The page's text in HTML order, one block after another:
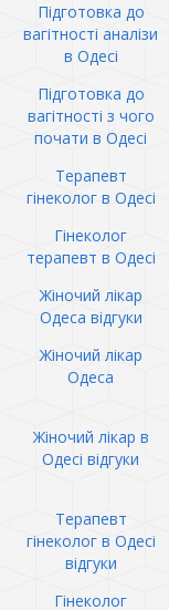
Підготовка до
вагітності аналізи
в Одесі
Підготовка до
вагітності з чого
почати в Одесі
Терапевт
гінеколог в Одесі
Гінеколог
терапевт в Одесі
Жіночий лікар
Одеса відгуки
Жіночий лікар
Одеса
Жіночий лікар в
Одесі відгуки
Терапевт
гінеколог в Одесі
відгуки
Гінеколог